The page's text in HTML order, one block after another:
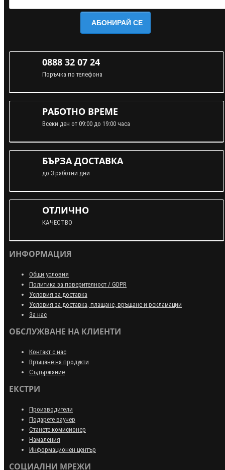
АБОНИРАЙ СЕ
0888 32 07 24
Поръчка по телефона
РАБОТНО ВРЕМЕ
Всеки ден от 09:00 до 19:00 часа
БЪРЗА ДОСТАВКА
до 3 работни дни
ОТЛИЧНО
КАЧЕСТВО
ИНФОРМАЦИЯ
Общи условия
Политика за поверителност / GDPR
Условия за доставка
Условия за доставка, плащане, връщане и рекламации
За нас
ОБСЛУЖВАНЕ НА КЛИЕНТИ
Контакт с нас
Връщане на продукти
Съдържание
ЕКСТРИ
Производители
Подарете ваучер
Станете комисионер
Намаления
Информационен център
СОЦИАЛНИ МРЕЖИ